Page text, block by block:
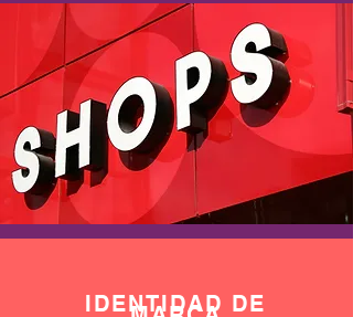
IDENTIDAD DE